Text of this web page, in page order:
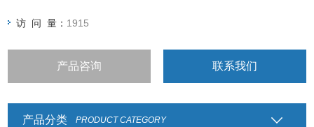
访 问 量： 1915
产品咨询 联系我们
产品分类 PRODUCT CATEGORY